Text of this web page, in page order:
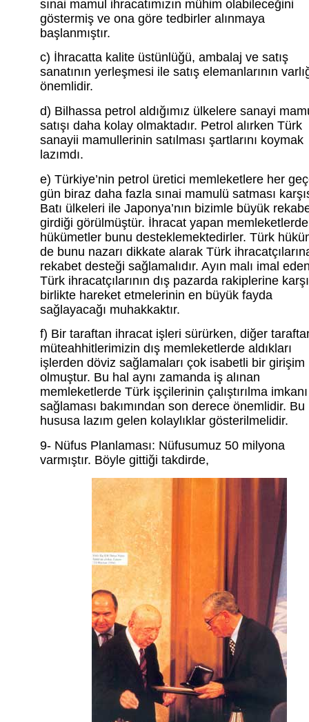
sınai mamul ihracatımızın mühim olabileceğini
göstermiş ve ona göre tedbirler alınmaya
başlanmıştır.
c) İhracatta kalite üstünlüğü, ambalaj ve satış
sanatının yerleşmesi ile satış elemanlarının
önemlidir.
d) Bilhassa petrol aldığımız ülkelere sanayi
satışı daha kolay olmaktadır. Petrol alırken Türk
sanayii mamullerinin satılması şartlarını koymak
lazımdı.
e) Türkiye’nin petrol üretici memleketlere her
gün biraz daha fazla sınai mamulü satması
Batı ülkeleri ile Japonya’nın bizimle büyük
girdiği görülmüştür. İhracat yapan memleketlerde
hükümetler bunu desteklemektedirler. Türk
de bunu nazarı dikkate alarak Türk
rekabet desteği sağlamalıdır. Ayın malı imal
Türk ihracatçılarının dış pazarda rakiplerine karşı
birlikte hareket etmelerinin en büyük fayda
sağlayacağı muhakkaktır.
f) Bir taraftan ihracat işleri sürürken, diğer
müteahhitlerimizin dış memleketlerde aldıkları
işlerden döviz sağlamaları çok isabetli bir girişim
olmuştur. Bu hal aynı zamanda iş alınan
memleketlerde Türk işçilerinin çalıştırılma imkanı
sağlaması bakımından son derece önemlidir. Bu
hususa lazım gelen kolaylıklar gösterilmelidir.
9- Nüfus Planlaması: Nüfusumuz 50 milyona
varmıştır. Böyle gittiği takdirde,